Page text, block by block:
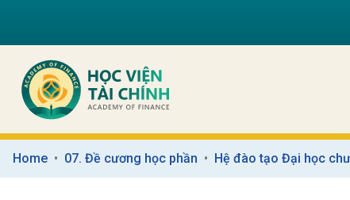
Home 07. Đề cương học phần Hệ đào tạo Đại học